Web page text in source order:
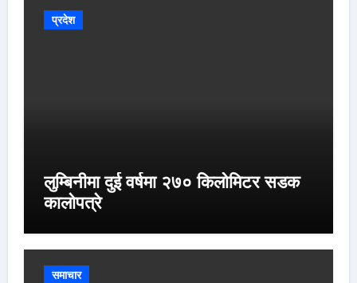
प्रदेश
लुम्बिनीमा दुई वर्षमा २७० किलोमिटर सडक
कालोपत्रे
समाचार